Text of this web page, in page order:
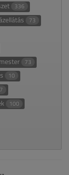
336
73
73
10
100